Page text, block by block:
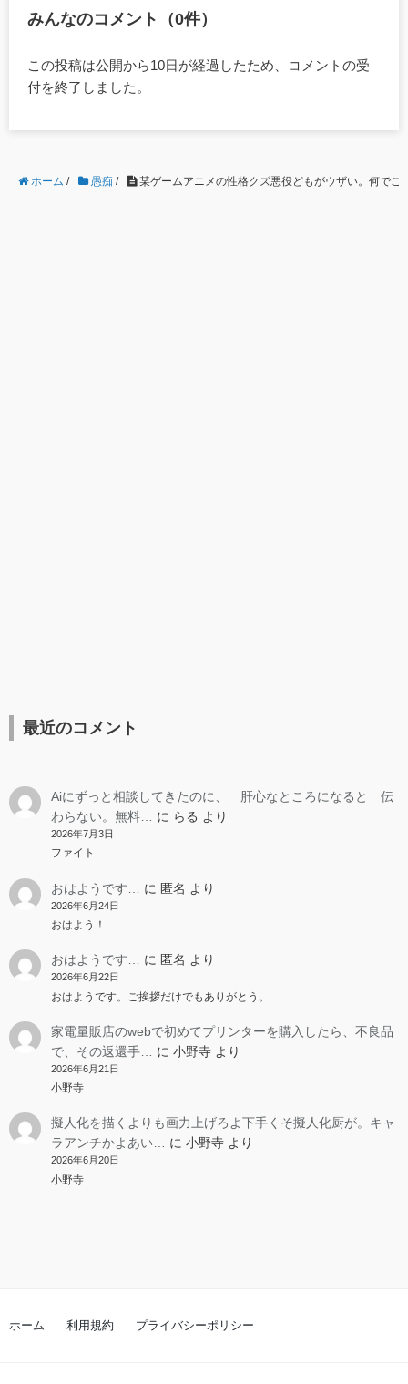
みんなのコメント（0件）
この投稿は公開から10日が経過したため、コメントの受
付を終了しました。
ホーム / 愚痴 / 某ゲームアニメの性格クズ悪役どもがウザい。何でこ
最近のコメント
Aiにずっと相談してきたのに、 肝心なところになると 伝
わらない。無料…
に らる より
2026年7月3日
ファイト
おはようです… に 匿名 より
2026年6月24日
おはよう！
おはようです… に 匿名 より
2026年6月22日
おはようです。ご挨拶だけでもありがとう。
家電量販店のwebで初めてプリンターを購入したら、不良品
で、その返還手…
に 小野寺より
2026年6月21日
小野寺
擬人化を描くよりも画力上げろよ下手くそ擬人化厨が。キャ
ラアンチかよあい…
に 小野寺より
2026年6月20日
小野寺
ホーム 利用規約 プライバシーポリシー